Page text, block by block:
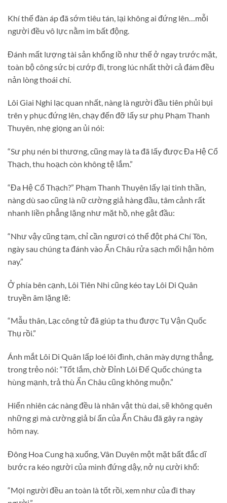
Khí thế đàn áp đã sớm tiêu tán, lại không ai đứng lên…mỗi
người đều vô lực nằm im bất động.
Đánh mất lượng tài sản khổng lồ như thế ở ngay trước mặt,
toàn bộ công sức bị cướp đi, trong lúc nhất thời cả đám đều
nản lòng thoái chí.
Lôi Giai Nghi lạc quan nhất, nàng là người đầu tiên phủi bụi
trên y phục đứng lên, chạy đến đỡ lấy sư phụ Phạm Thanh
Thuyên, nhẹ giọng an ủi nói:
“Sư phụ nén bi thương, cũng may là ta đã lấy được Đa Hệ Cổ
Thạch, thu hoạch còn không tệ lắm.”
“Đa Hệ Cổ Thạch?” Phạm Thanh Thuyên lấy lại tinh thần,
nàng dù sao cũng là nữ cường giả hàng đầu, tâm cảnh rất
nhanh liền phẳng lặng như mặt hồ, nhẹ gật đầu:
“Như vậy cũng tạm, chỉ cần ngươi có thể đột phá Chí Tôn,
ngày sau chúng ta đánh vào Ẩn Châu rửa sạch mối hận hôm
nay.”
Ở phía bên cạnh, Lôi Tiên Nhi cũng kéo tay Lôi Di Quân
truyền âm lặng lẽ:
“Mẫu thân, Lạc công tử đã giúp ta thu được Tụ Vận Quốc
Thụ rồi.”
Ánh mắt Lôi Di Quân lấp loé lôi đình, chân mày dựng thẳng,
trong trẻo nói: “Tốt lắm, chờ Đỉnh Lôi Đế Quốc chúng ta
hùng mạnh, trả thù Ẩn Châu cũng không muộn.”
Hiển nhiên các nàng đều là nhân vật thù dai, sẽ không quên
những gì mà cường giả bí ẩn của Ẩn Châu đã gây ra ngày
hôm nay.
Đông Hoa Cung hạ xuống, Vân Duyên một mặt bất đắc dĩ
bước ra kéo người của mình đứng dậy, nở nụ cười khổ:
“Mọi người đều an toàn là tốt rồi, xem như của đi thay